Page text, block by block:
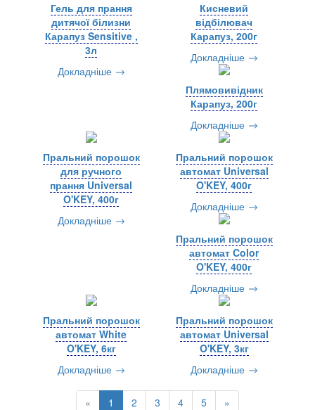
Гель для прання
дитячої білизни
Карапуз Sensitive ,
3л
Докладніше
Кисневий
відбілювач
Карапуз, 200г
Докладніше
Плямовивідник
Карапуз, 200г
Докладніше
Пральний порошок
для ручного
прання Universal
O'KEY, 400г
Докладніше
Пральний порошок
автомат Universal
O'KEY, 400г
Докладніше
Пральний порошок
автомат Color
O'KEY, 400г
Докладніше
Пральний порошок
автомат White
O'KEY, 6кг
Докладніше
Пральний порошок
автомат Universal
O'KEY, 3кг
Докладніше
« 1 2 3 4 5 »